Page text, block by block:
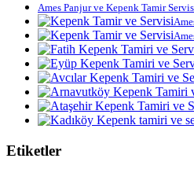
Ames Panjur ve Kepenk Tamir
Etiketler